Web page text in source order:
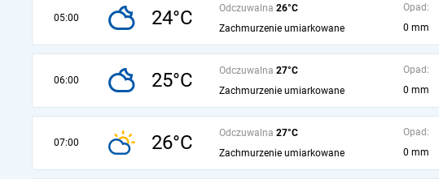
05:00 24°C Odczuwalna 26°C
Zachmurzenie umiarkowane
Opad:
0 mm
06:00 25°C Odczuwalna 27°C
Zachmurzenie umiarkowane
Opad:
0 mm
07:00 26°C Odczuwalna 27°C
Zachmurzenie umiarkowane
Opad:
0 mm